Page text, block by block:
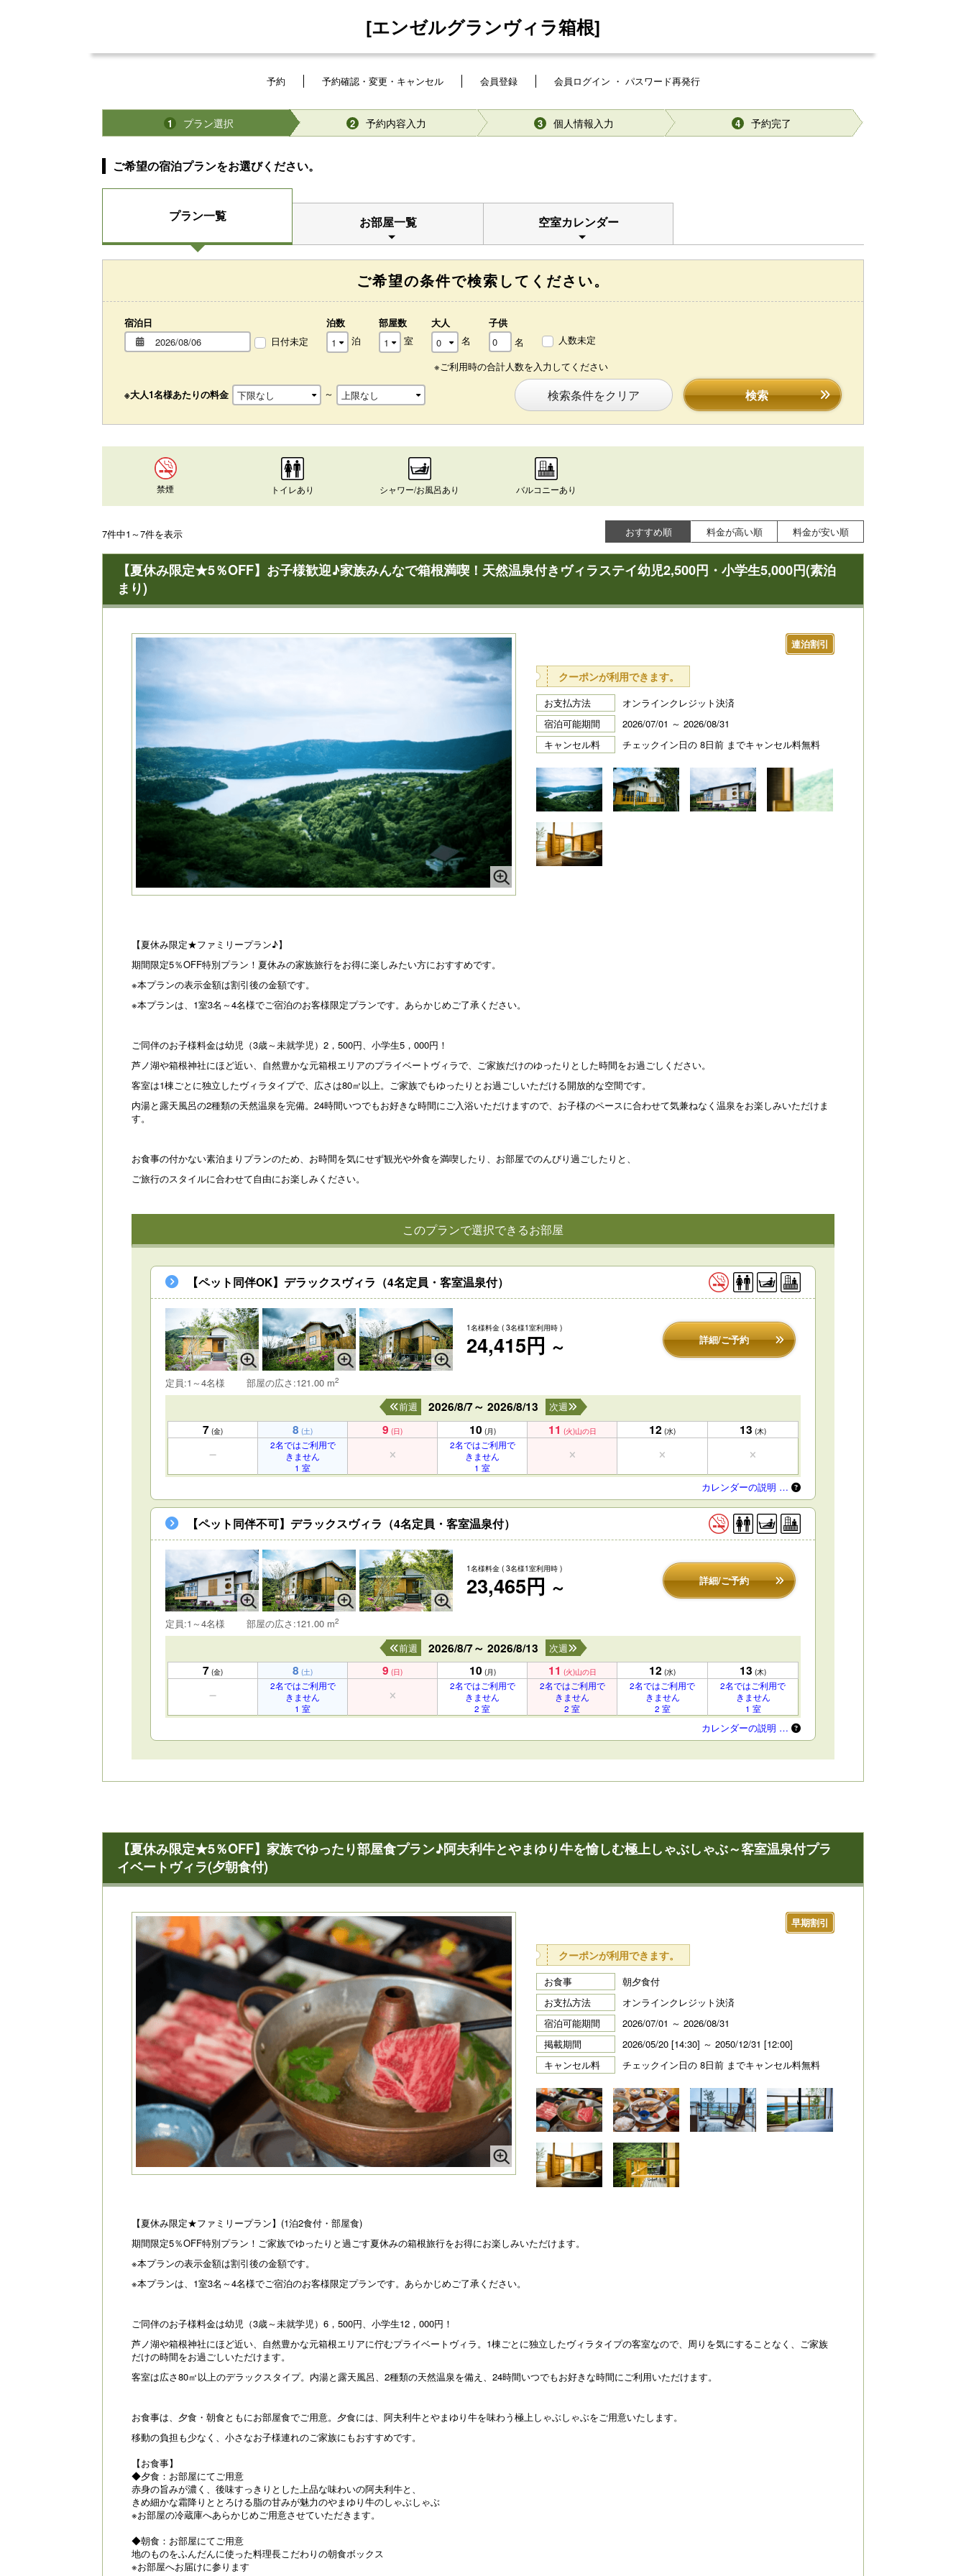
[エンゼルグランヴィラ箱根]
予約 予約確認・変更・キャンセル 会員登録 会員ログイン ・ パスワード再発行
1 プラン選択 2 予約内容入力 3 個人情報入力 4 予約完了
ご希望の宿泊プランをお選びください。
プラン一覧 お部屋一覧 空室カレンダー
ご希望の条件で検索してください。
宿泊日
日付未定
泊数
泊
部屋数
室
大人
名
子供
名
人数未定
※ご利用時の合計人数を入力してください
※大人1名様あたりの料金 ～ 検索条件をクリア 検索
禁煙 トイレあり シャワー/お風呂あり バルコニーあり
おすすめ順 料金が高い順 料金が安い順
7件中1～7件を表示
【夏休み限定★5％OFF】お子様歓迎♪家族みんなで箱根満喫！天然温泉付きヴィラステイ幼児2,500円・小学生5,000円(素泊
まり)
連泊割引
クーポンが利用できます。
お支払方法
オンラインクレジット決済
宿泊可能期間
2026/07/01 ～ 2026/08/31
キャンセル料
チェックイン日の 8日前 までキャンセル料無料
【夏休み限定★ファミリープラン♪】
期間限定5％OFF特別プラン！夏休みの家族旅行をお得に楽しみたい方におすすめです。
※本プランの表示金額は割引後の金額です。
※本プランは、1室3名～4名様でご宿泊のお客様限定プランです。あらかじめご了承ください。
ご同伴のお子様料金は幼児（3歳～未就学児）2，500円、小学生5，000円！
芦ノ湖や箱根神社にほど近い、自然豊かな元箱根エリアのプライベートヴィラで、ご家族だけのゆったりとした時間をお過ごしください。
客室は1棟ごとに独立したヴィラタイプで、広さは80㎡以上。ご家族でもゆったりとお過ごしいただける開放的な空間です。
内湯と露天風呂の2種類の天然温泉を完備。24時間いつでもお好きな時間にご入浴いただけますので、お子様のペースに合わせて気兼ねなく温泉をお楽しみいただけま
す。
お食事の付かない素泊まりプランのため、お時間を気にせず観光や外食を満喫したり、お部屋でのんびり過ごしたりと、
ご旅行のスタイルに合わせて自由にお楽しみください。
このプランで選択できるお部屋
【ペット同伴OK】デラックスヴィラ（4名定員・客室温泉付）
1名様料金 ( 3名様1室利用時 )
24,415円 ～ 詳細/ご予約
定員:1～4名様 部屋の広さ:121.00 m2
2026/8/7～ 2026/8/13
前週 次週
7 (金) 8 (土) 9 (日) 10 (月) 11 (火)山の日 12 (水) 13 (木)
2名ではご利用で
きません
1 室
2名ではご利用で
きません
1 室
カレンダーの説明 …
【ペット同伴不可】デラックスヴィラ（4名定員・客室温泉付）
1名様料金 ( 3名様1室利用時 )
23,465円 ～ 詳細/ご予約
定員:1～4名様 部屋の広さ:121.00 m2
2026/8/7～ 2026/8/13
前週 次週
7 (金) 8 (土) 9 (日) 10 (月) 11 (火)山の日 12 (水) 13 (木)
2名ではご利用で
きません
1 室
2名ではご利用で
きません
2 室
2名ではご利用で
きません
2 室
2名ではご利用で
きません
2 室
2名ではご利用で
きません
1 室
カレンダーの説明 …
【夏休み限定★5％OFF】家族でゆったり部屋食プラン♪阿夫利牛とやまゆり牛を愉しむ極上しゃぶしゃぶ～客室温泉付プラ
イベートヴィラ(夕朝食付)
早期割引
クーポンが利用できます。
お食事
朝夕食付
お支払方法
オンラインクレジット決済
宿泊可能期間
2026/07/01 ～ 2026/08/31
掲載期間
2026/05/20 [14:30] ～ 2050/12/31 [12:00]
キャンセル料
チェックイン日の 8日前 までキャンセル料無料
【夏休み限定★ファミリープラン】(1泊2食付・部屋食)
期間限定5％OFF特別プラン！ご家族でゆったりと過ごす夏休みの箱根旅行をお得にお楽しみいただけます。
※本プランの表示金額は割引後の金額です。
※本プランは、1室3名～4名様でご宿泊のお客様限定プランです。あらかじめご了承ください。
ご同伴のお子様料金は幼児（3歳～未就学児）6，500円、小学生12，000円！
芦ノ湖や箱根神社にほど近い、自然豊かな元箱根エリアに佇むプライベートヴィラ。1棟ごとに独立したヴィラタイプの客室なので、周りを気にすることなく、ご家族
だけの時間をお過ごしいただけます。
客室は広さ80㎡以上のデラックスタイプ。内湯と露天風呂、2種類の天然温泉を備え、24時間いつでもお好きな時間にご利用いただけます。
お食事は、夕食・朝食ともにお部屋食でご用意。夕食には、阿夫利牛とやまゆり牛を味わう極上しゃぶしゃぶをご用意いたします。
移動の負担も少なく、小さなお子様連れのご家族にもおすすめです。
【お食事】
◆夕食：お部屋にてご用意
赤身の旨みが濃く、後味すっきりとした上品な味わいの阿夫利牛と、
きめ細かな霜降りととろける脂の甘みが魅力のやまゆり牛のしゃぶしゃぶ
※お部屋の冷蔵庫へあらかじめご用意させていただきます。
◆朝食：お部屋にてご用意
地のものをふんだんに使った料理長こだわりの朝食ボックス
※お部屋へお届けに参ります